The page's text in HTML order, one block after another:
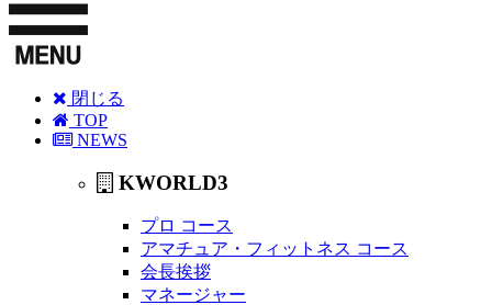
閉じる
TOP
NEWS
KWORLD3
プロ コース
アマチュア・フィットネス コース
会長挨拶
マネージャー